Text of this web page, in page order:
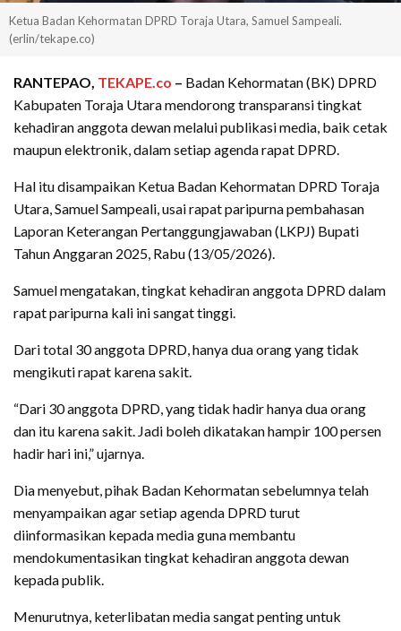
Ketua Badan Kehormatan DPRD Toraja Utara, Samuel Sampeali.
(erlin/tekape.co)
RANTEPAO, TEKAPE.co – Badan Kehormatan (BK) DPRD
Kabupaten Toraja Utara mendorong transparansi tingkat
kehadiran anggota dewan melalui publikasi media, baik cetak
maupun elektronik, dalam setiap agenda rapat DPRD.
Hal itu disampaikan Ketua Badan Kehormatan DPRD Toraja
Utara, Samuel Sampeali, usai rapat paripurna pembahasan
Laporan Keterangan Pertanggungjawaban (LKPJ) Bupati
Tahun Anggaran 2025, Rabu (13/05/2026).
Samuel mengatakan, tingkat kehadiran anggota DPRD dalam
rapat paripurna kali ini sangat tinggi.
Dari total 30 anggota DPRD, hanya dua orang yang tidak
mengikuti rapat karena sakit.
“Dari 30 anggota DPRD, yang tidak hadir hanya dua orang
dan itu karena sakit. Jadi boleh dikatakan hampir 100 persen
hadir hari ini,” ujarnya.
Dia menyebut, pihak Badan Kehormatan sebelumnya telah
menyampaikan agar setiap agenda DPRD turut
diinformasikan kepada media guna membantu
mendokumentasikan tingkat kehadiran anggota dewan
kepada publik.
Menurutnya, keterlibatan media sangat penting untuk